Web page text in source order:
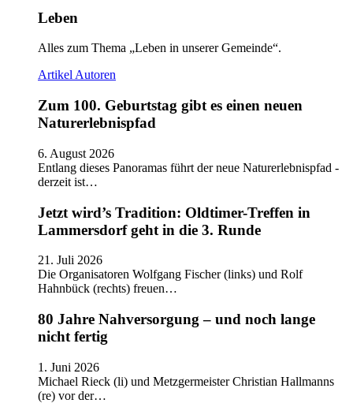
Leben
Alles zum Thema „Leben in unserer Gemeinde“.
ArtikelAutoren
Zum 100. Geburtstag gibt es einen neuen
Naturerlebnispfad
6. August 2026
Entlang dieses Panoramas führt der neue Naturerlebnispfad -
derzeit ist…
Jetzt wird’s Tradition: Oldtimer-Treffen in
Lammersdorf geht in die 3. Runde
21. Juli 2026
Die Organisatoren Wolfgang Fischer (links) und Rolf
Hahnbück (rechts) freuen…
80 Jahre Nahversorgung – und noch lange
nicht fertig
1. Juni 2026
Michael Rieck (li) und Metzgermeister Christian Hallmanns
(re) vor der…